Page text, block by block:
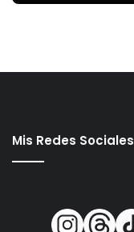
Mis Redes Sociales